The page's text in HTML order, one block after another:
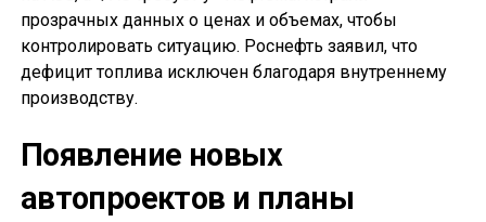
прозрачных данных о ценах и объемах, чтобы
контролировать ситуацию. Роснефть заявил, что
дефицит топлива исключен благодаря внутреннему
производству.
Появление новых
автопроектов и планы